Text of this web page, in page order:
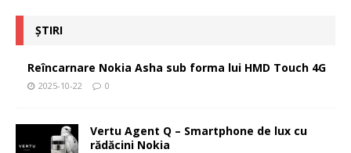
ȘTIRI
Reîncarnare Nokia Asha sub forma lui HMD Touch 4G
2025-10-22 0
Vertu Agent Q – Smartphone de lux cu
rădăcini Nokia